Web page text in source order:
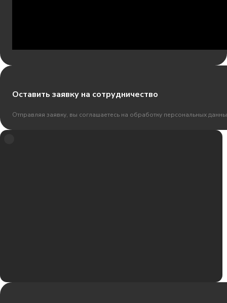
Оставить заявку на сотрудничество
Отправляя заявку, вы соглашаетесь на обработку персональных